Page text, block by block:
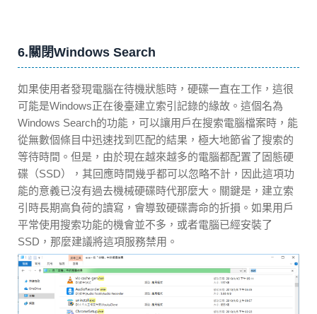
6.關閉Windows Search
如果使用者發現電腦在待機狀態時，硬碟一直在工作，這很
可能是Windows正在後臺建立索引記錄的緣故。這個名為
Windows Search的功能，可以讓用戶在搜索電腦檔案時，能
從無數個條目中迅速找到匹配的結果，極大地節省了搜索的
等待時間。但是，由於現在越來越多的電腦都配置了固態硬
碟（SSD），其回應時間幾乎都可以忽略不計，因此這項功
能的意義已沒有過去機械硬碟時代那麼大。關鍵是，建立索
引時長期高負荷的讀寫，會導致硬碟壽命的折損。如果用戶
平常使用搜索功能的機會並不多，或者電腦已經安裝了
SSD，那麼建議將這項服務禁用。